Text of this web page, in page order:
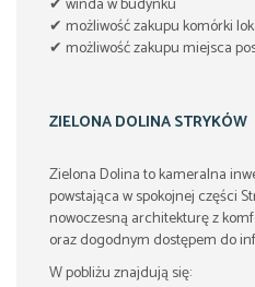
✔ możliwość zakupu komórki
✔ możliwość zakupu miejsca
ZIELONA DOLINA STRYKÓW
Zielona Dolina to kameralna
powstająca w spokojnej części
nowoczesną architekturę z
oraz dogodnym dostępem do
W pobliżu znajdują się: